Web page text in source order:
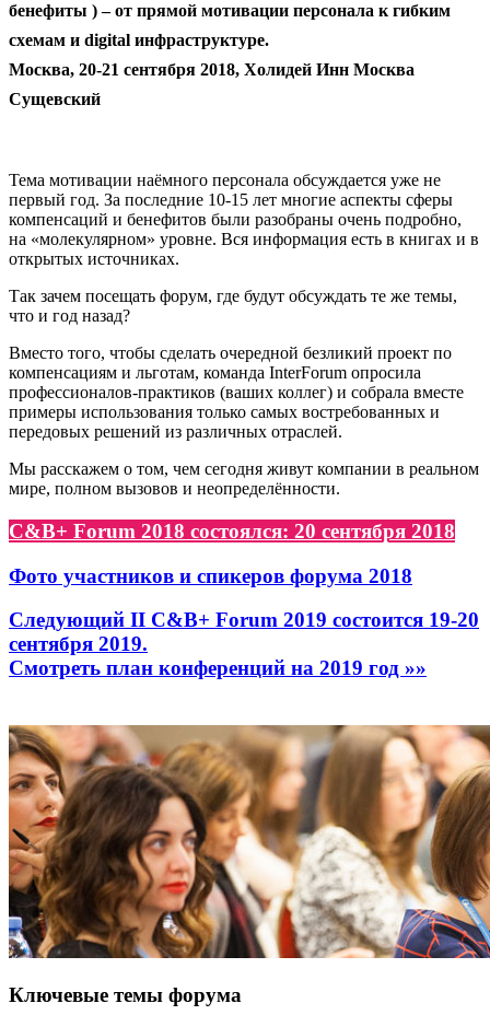
бенефиты ) – от прямой мотивации персонала к гибким
схемам и digital инфраструктуре.
Москва, 20-21 сентября 2018, Холидей Инн Москва
Сущевский
Тема мотивации наёмного персонала обсуждается уже не
первый год. За последние 10-15 лет многие аспекты сферы
компенсаций и бенефитов были разобраны очень подробно,
на «молекулярном» уровне. Вся информация есть в книгах и в
открытых источниках.
Так зачем посещать форум, где будут обсуждать те же темы,
что и год назад?
Вместо того, чтобы сделать очередной безликий проект по
компенсациям и льготам, команда InterForum опросила
профессионалов-практиков (ваших коллег) и собрала вместе
примеры использования только самых востребованных и
передовых решений из различных отраслей.
Мы расскажем о том, чем сегодня живут компании в реальном
мире, полном вызовов и неопределённости.
С&B+ Forum 2018 состоялся: 20 сентября 2018
Фото участников и спикеров форума 2018
Cледующий II С&B+ Forum 2019 состоится 19-20
сентября 2019.
Смотреть план конференций на 2019 год »»
Ключевые темы форума